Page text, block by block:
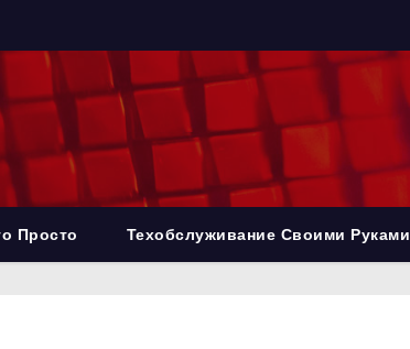
Просто Техобслуживание Своими Руками